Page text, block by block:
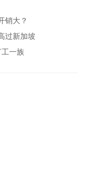
销大？
过新加坡
一族